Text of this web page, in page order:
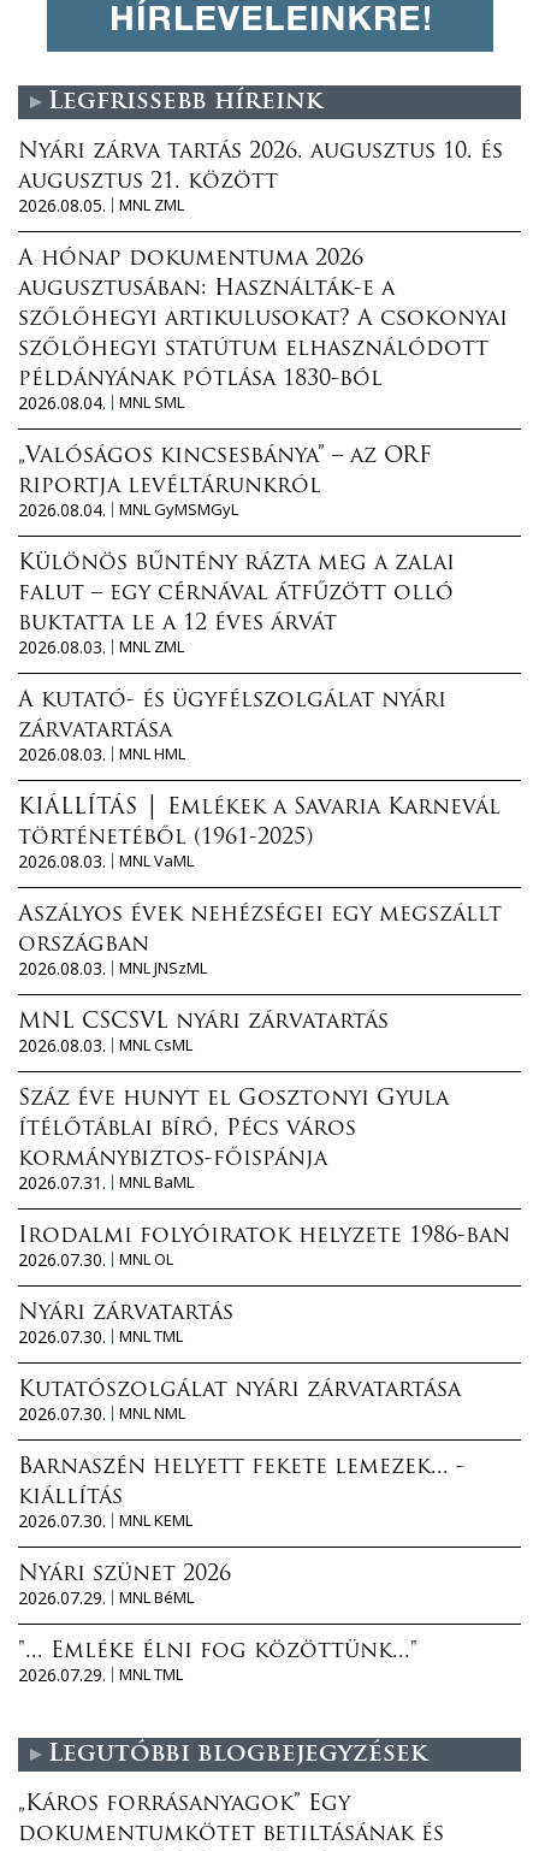
Legfrissebb híreink
Nyári zárva tartás 2026. augusztus 10. és
augusztus 21. között
2026.08.05.
MNL ZML
A hónap dokumentuma 2026
augusztusában: Használták-e a
szőlőhegyi artikulusokat? A csokonyai
szőlőhegyi statútum elhasználódott
példányának pótlása 1830-ból
2026.08.04.
MNL SML
„Valóságos kincsesbánya” – az ORF
riportja levéltárunkról
2026.08.04.
MNL GyMSMGyL
Különös bűntény rázta meg a zalai
falut – egy cérnával átfűzött olló
buktatta le a 12 éves árvát
2026.08.03.
MNL ZML
A kutató- és ügyfélszolgálat nyári
zárvatartása
2026.08.03.
MNL HML
KIÁLLÍTÁS │ Emlékek a Savaria Karnevál
történetéből (1961-2025)
2026.08.03.
MNL VaML
Aszályos évek nehézségei egy megszállt
országban
2026.08.03.
MNL JNSzML
MNL CSCSVL nyári zárvatartás
2026.08.03.
MNL CsML
Száz éve hunyt el Gosztonyi Gyula
ítélőtáblai bíró, Pécs város
kormánybiztos-főispánja
2026.07.31.
MNL BaML
Irodalmi folyóiratok helyzete 1986-ban
2026.07.30.
MNL OL
Nyári zárvatartás
2026.07.30.
MNL TML
Kutatószolgálat nyári zárvatartása
2026.07.30.
MNL NML
Barnaszén helyett fekete lemezek... -
kiállítás
2026.07.30.
MNL KEML
Nyári szünet 2026
2026.07.29.
MNL BéML
"... Emléke élni fog közöttünk..."
2026.07.29.
MNL TML
Legutóbbi blogbejegyzések
„Káros forrásanyagok” Egy
dokumentumkötet betiltásának és